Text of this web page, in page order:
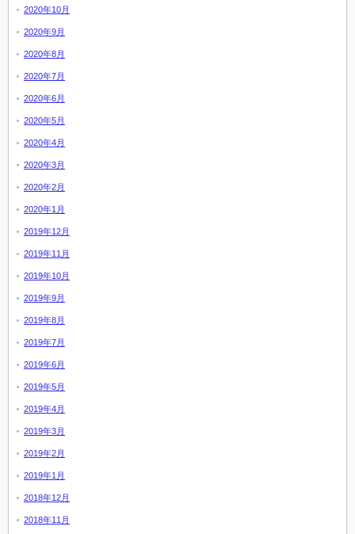
2020年10月
2020年9月
2020年8月
2020年7月
2020年6月
2020年5月
2020年4月
2020年3月
2020年2月
2020年1月
2019年12月
2019年11月
2019年10月
2019年9月
2019年8月
2019年7月
2019年6月
2019年5月
2019年4月
2019年3月
2019年2月
2019年1月
2018年12月
2018年11月